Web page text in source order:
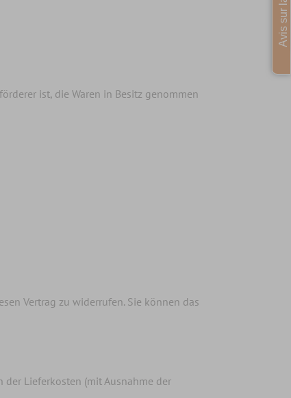
ist, die Waren in Besitz genommen
Vertrag zu widerrufen. Sie können das
Lieferkosten (mit Ausnahme der